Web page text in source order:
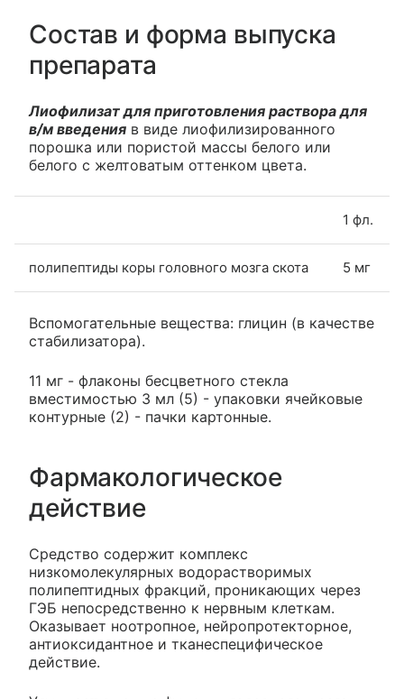
Состав и форма выпуска
препарата
Лиофилизат для приготовления раствора для
в/м введения в виде лиофилизированного
порошка или пористой массы белого или
белого с желтоватым оттенком цвета.
1 фл.
полипептиды коры головного мозга скота 5 мг
Вспомогательные вещества: глицин (в качестве
стабилизатора).
11 мг - флаконы бесцветного стекла
вместимостью 3 мл (5) - упаковки ячейковые
контурные (2) - пачки картонные.
Фармакологическое
действие
Средство содержит комплекс
низкомолекулярных водорастворимых
полипептидных фракций, проникающих через
ГЭБ непосредственно к нервным клеткам.
Оказывает ноотропное, нейропротекторное,
антиоксидантное и тканеспецифическое
действие.